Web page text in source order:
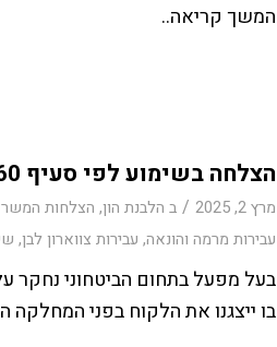
המשך קריאה..
הצלחה בשימוע לפי סעיף 60א לחסד"פ – החלטה שלא להעמיד לדין במכרזי ביטחון
מרץ 2, 2025 / ב הלבנת הון, הצלחות
עבירות מרמה והונאה, עבירות צווארון לבן,
בעל מפעל בתחום הביטחוני נחקר
בו ייצגנו את הלקוח בפני